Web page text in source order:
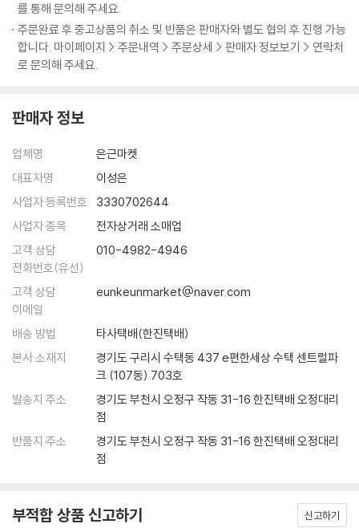
20세기 가장 지성적인 작가 솔 벨로의 대표작 세 종이 펭귄클래식 코리아
에서 출간되었다. 「오기 마치의 모험」, 「비의 왕 헨더슨」, 「허조그」가 바로
그것인데, 이들 작품은 순서대로 솔 벨로의 세 번째, 네 번째, 다섯 번째 장
칭해지는 솔 벨로는, 그가 없이는 현대 미국문학을 논할 수 없다고 여겨질
난한 환경에서 자랐음에도 그의 문학은 특유의 입담과 재치, 쥬다이즘에서
연유된 긍정적인 인생관으로 웃음과 유머, 희망이 가득하다. 방대한 독서
량에서 비롯된 해박함과 글쓰기에 대한 무서운 집념은 세 차례나 영예로운
실이 녹아들어 자칫 개인의 일기가 될 소지가 있는 그의 소설들은 소재가
주제가 되는 우를 범하지 않고 어느 시기, 어느 곳에서 읽어도 공감을 얻어
내는 보편성을 획득한다. 바로 그것이 솔 벨로의 작품을 현대의 고전이라
고 칭하는 이유일 것이다. 늦었지만 이런 작가의 대표작 세 편을 한꺼번에
만날 수 있다니 펭귄클래식 코리아가 오랫동안 정성 들여 준비한 선물임이
분명하다.
“나는 보다 나은 운명을 개척할 거야.” 운명에 맞선 자아 탐구의 모험
1953년도에 발표하여 이듬해 전미 도서상을 거머쥔 「오기 마치의 모험」은
솔 벨로의 출세작이자 영원한 대표작이다. 솔 벨로 스스로도 “이것이 세 번
째 소설, 앞의 두 권은 버린 것이다. 내게는 애착이 가는 작품”이라고 말할
정도로 이 작품에 대한 애정과 작업량은 상당했다. 주인공 오기 마치의 인
는 새로운 인생관을 제시하려는 포부로 시작한 이 작품은 두 가지 주제, 즉
인간은 인간 자신이 결코 만들지 않은 이 세상에 태어나 방황해야만 한다
를 통해 문의해 주세요.
주문완료 후 중고상품의 취소 및 반품은 판매자와 별도 협의 후 진행 가능
합니다. 마이페이지 > 주문내역 > 주문상세 > 판매자 정보보기 > 연락처
로 문의해 주세요.
판매자 정보
업체명
은근마켓
대표자명
이성은
사업자 등록번호
3330702644
사업자 종목
전자상거래 소매업
고객 상담
전화번호(유선)
010-4982-4946
고객 상담
이메일
eunkeunmarket@naver.com
배송 방법
타사택배(한진택배)
본사 소재지
경기도 구리시 수택동 437 e편한세상 수택 센트럴파
크 (107동) 703호
발송지 주소
경기도 부천시 오정구 작동 31-16 한진택배 오정대리
점
반품지 주소
경기도 부천시 오정구 작동 31-16 한진택배 오정대리
점
부적합 상품 신고하기 신고하기